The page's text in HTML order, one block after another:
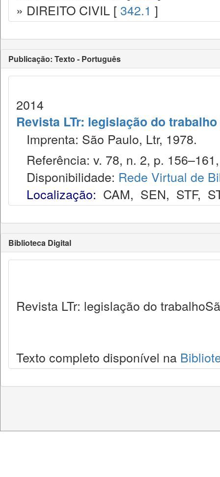
» DIREITO CIVIL [ 342.1 ]
Publicação: Texto - Português
2014
Revista LTr: legislação do trabalho
Imprenta: São Paulo, Ltr, 1978.
Referência: v. 78, n. 2, p.
Disponibilidade: Rede Virtual de
Localização: CAM, SEN, STF,
Biblioteca Digital
Revista LTr: legislação do
Texto completo disponível na